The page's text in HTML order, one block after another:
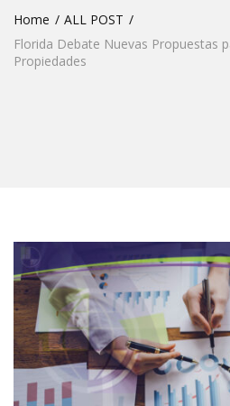
Home
ALL POST
Florida Debate Nuevas Propuestas
Propiedades